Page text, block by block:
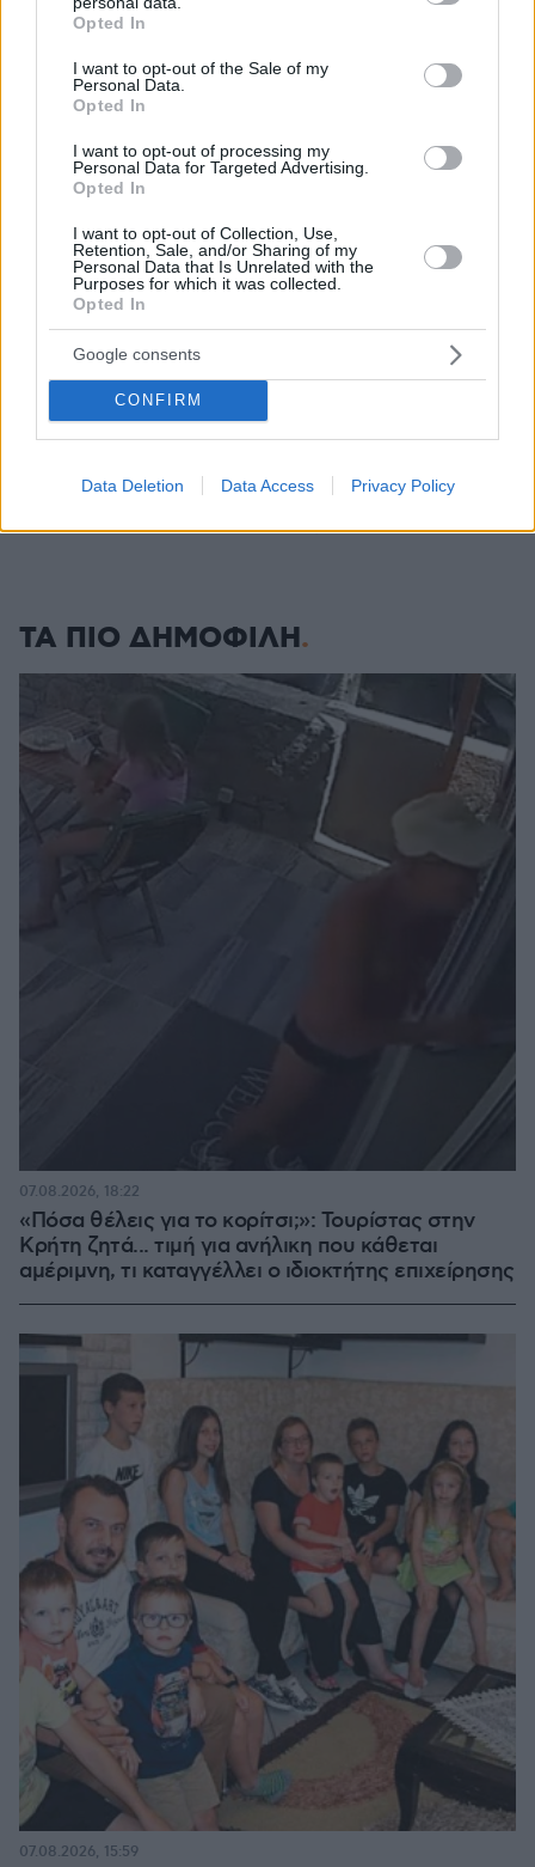
grant or deny consent to Google and its third-party tags to
use your data for below specified purposes in below Google
consent section.
Opted In
I want to opt-out of the Sale of my
Personal Data.
Opted In
I want to opt-out of processing my
Personal Data for Targeted Advertising.
Opted In
I want to opt-out of Collection, Use,
Retention, Sale, and/or Sharing of my
Personal Data that Is Unrelated with the
Purposes for which it was collected.
Opted In
Google consents
CONFIRM
Data Deletion Data Access Privacy Policy
Ευρωπαϊκό Υγρού Στίβου: Στην 6η θέση ο Κυνηγάκης
στα 3 χιλιόμετρα
Η «Ραπουνζέλ» της Ινδίας: Έχει μαλλιά μήκους 2,71
μέτρων και μπήκε στο Ρεκόρ Γκίνες, δείτε βίντεο
Τι γεύση έχει η Ίος; Το σκοτύρι και άλλα εμβληματικά
προϊόντα του νησιού
Είκοσι ατάκες που θα ανεβάσουν την ερωτική ένταση
στη σχέση σας
πριν 23 λεπτά
Από την άγρια φύση στις επικίνδυνες πόλεις: Πώς
αλλάζουν για να επιβιώσουν τα ζώα που μεταναστεύουν
πριν 25 λεπτά
ΔΕΙΤΕ ΟΛΕΣ ΤΙΣ ΕΙΔΗΣΕΙΣ
ΤΑ ΠΙΟ ΔΗΜΟΦΙΛΗ
«Πόσα θέλεις για το κορίτσι;»: Τουρίστας στην
Κρήτη ζητά... τιμή για ανήλικη που κάθεται
αμέριμνη, τι καταγγέλλει ο ιδιοκτήτης επιχείρησης
07.08.2026, 18:22
07.08.2026, 15:59